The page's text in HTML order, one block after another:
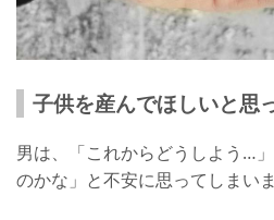
子供を産んでほしいと思
男は、「これからどうしよう…
のかな」と不安に思ってしまいま